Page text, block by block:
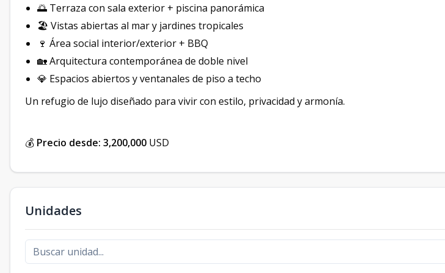
🌅 Terraza con sala exterior + piscina panorámica
🏖️ Vistas abiertas al mar y jardines tropicales
🍷 Área social interior/exterior + BBQ
🏡 Arquitectura contemporánea de doble nivel
💎 Espacios abiertos y ventanales de piso a techo
Un refugio de lujo diseñado para vivir con estilo, privacidad y armonía.
💰 Precio desde: 3,200,000 USD
Unidades